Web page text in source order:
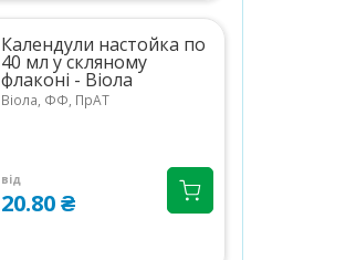
Календули настойка по
40 мл у скляному
флаконі - Віола
Віола, ФФ, ПрАТ
від
20.80 ₴